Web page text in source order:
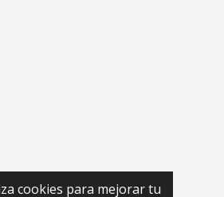
cookies para mejorar tu